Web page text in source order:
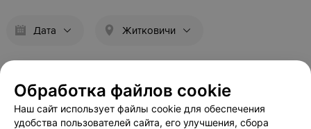
Дата Житковичи
В данном городе нет событий,
удовлетворяющих условиям фильтра.
Обработка файлов cookie
Наш сайт использует файлы cookie для обеспечения
удобства пользователей сайта, его улучшения, сбора